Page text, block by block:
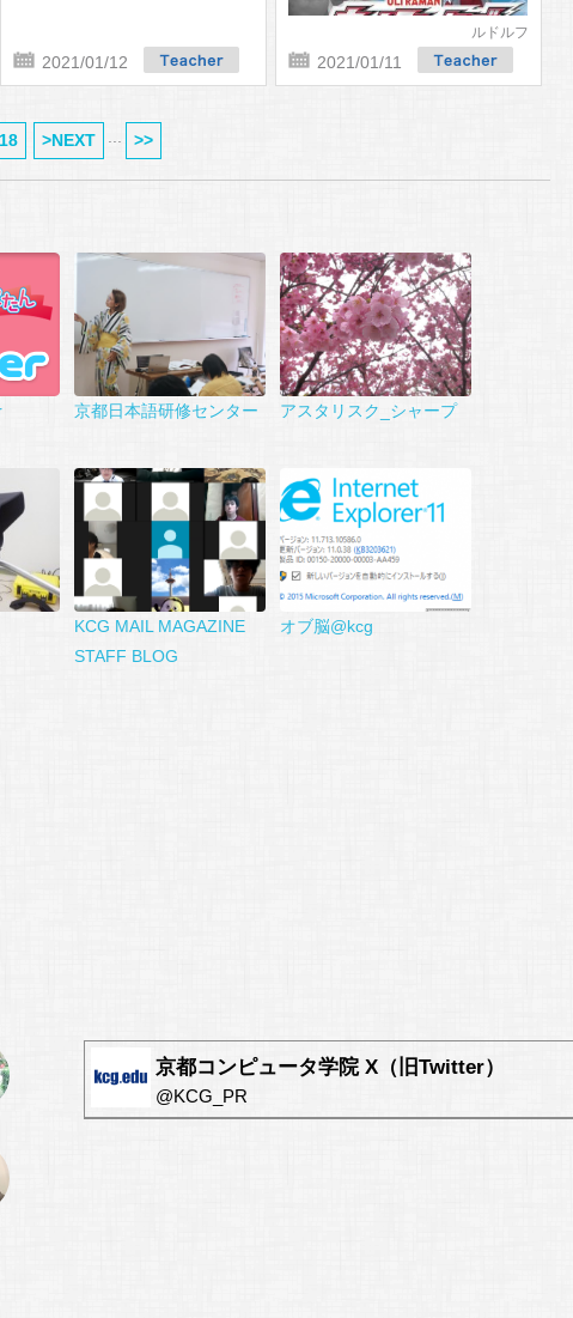
2021/01/12
ルドルフ
2021/01/11
18 >NEXT >>
京都日本語研修センター アスタリスク_シャープ
KCG MAIL MAGAZINE
STAFF BLOG
オブ脳@kcg
京都コンピュータ学院 X（旧Twitter）
@KCG_PR